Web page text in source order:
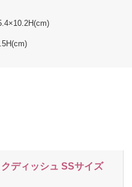
ディッシュ SSサイズ